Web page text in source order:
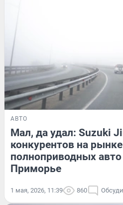
АВТО
Мал, да удал: Suzuki
конкурентов на рынке
полноприводных
Приморье
1 мая, 2026, 11:39 860